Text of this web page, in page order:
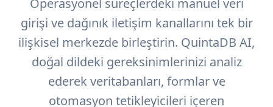
Operasyonel süreçlerdeki manuel veri
girişi ve dağınık iletişim kanallarını tek bir
ilişkisel merkezde birleştirin. QuintaDB AI,
doğal dildeki gereksinimlerinizi analiz
ederek veritabanları, formlar ve
otomasyon tetikleyicileri içeren